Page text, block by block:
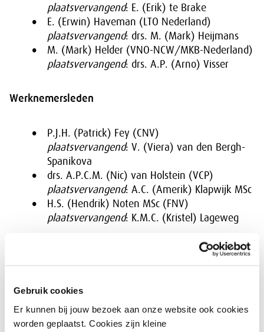
Gebruik cookies
Er kunnen bij jouw bezoek aan onze website ook cookies
worden geplaatst. Cookies zijn kleine
plaatsvervangend: E. (Erik) te Brake
E. (Erwin) Haveman (LTO Nederland)
plaatsvervangend: drs. M. (Mark) Heijmans
M. (Mark) Helder (VNO-NCW/MKB-Nederland)
plaatsvervangend: drs. A.P. (Arno) Visser
Werknemersleden
P.J.H. (Patrick) Fey (CNV)
plaatsvervangend: V. (Viera) van den Bergh-
Spanikova
drs. A.P.C.M. (Nic) van Holstein (VCP)
plaatsvervangend: A.C. (Amerik) Klapwijk MSc
H.S. (Hendrik) Noten MSc (FNV)
plaatsvervangend: K.M.C. (Kristel) Lageweg
ir. J.A. (Jaco) Stremler (PBL)
In behandeling(SER Jongerenplatform)
plaatsvervangend: In behandeling